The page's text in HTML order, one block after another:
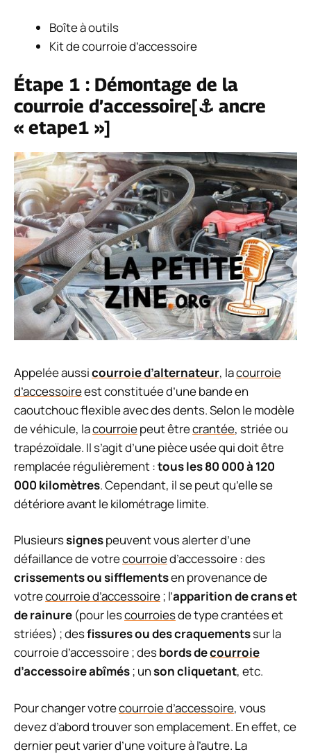
Boîte à outils
Kit de courroie d’accessoire
Étape 1 : Démontage de la
courroie d’accessoire[⚓ ancre
« etape1 »]
Appelée aussicourroie d’alternateur, lacourroie
d’accessoireest constituée d’une bande en
caoutchouc flexible avec des dents. Selon le modèle
de véhicule, lacourroiepeut êtrecrantée, striée ou
trapézoïdale. Il s’agit d’une pièce usée qui doit être
remplacée régulièrement :tous les 80 000 à 120
000 kilomètres. Cependant, il se peut qu’elle se
détériore avant le kilométrage limite.
Plusieurssignespeuvent vous alerter d’une
défaillance de votrecourroied’accessoire : des
crissements ou sifflementsen provenance de
votrecourroie d’accessoire; l’apparition de crans et
de rainure (pour lescourroiesde type crantées et
striées) ; desfissures ou des craquementssur la
courroie d’accessoire ; desbords decourroie
d’accessoire abîmés; unson cliquetant, etc.
Pour changer votrecourroie d’accessoire, vous
devez d’abord trouver son emplacement. En effet, ce
dernier peut varier d’une voiture à l’autre. La